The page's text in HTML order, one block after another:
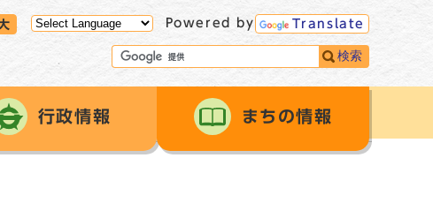
Powered by Translate
検索
行政情報 まちの情報